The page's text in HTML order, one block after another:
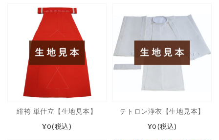
緋袴 単仕立【生地見本】
¥0(税込)
テトロン浄衣【生地見本】
¥0 (税込)